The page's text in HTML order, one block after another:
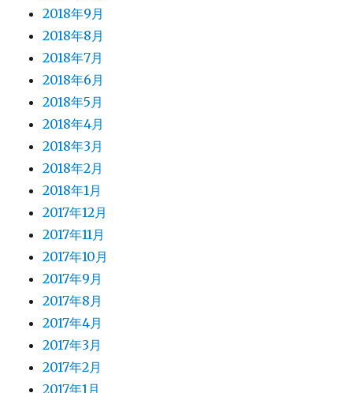
2018年9月
2018年8月
2018年7月
2018年6月
2018年5月
2018年4月
2018年3月
2018年2月
2018年1月
2017年12月
2017年11月
2017年10月
2017年9月
2017年8月
2017年4月
2017年3月
2017年2月
2017年1月